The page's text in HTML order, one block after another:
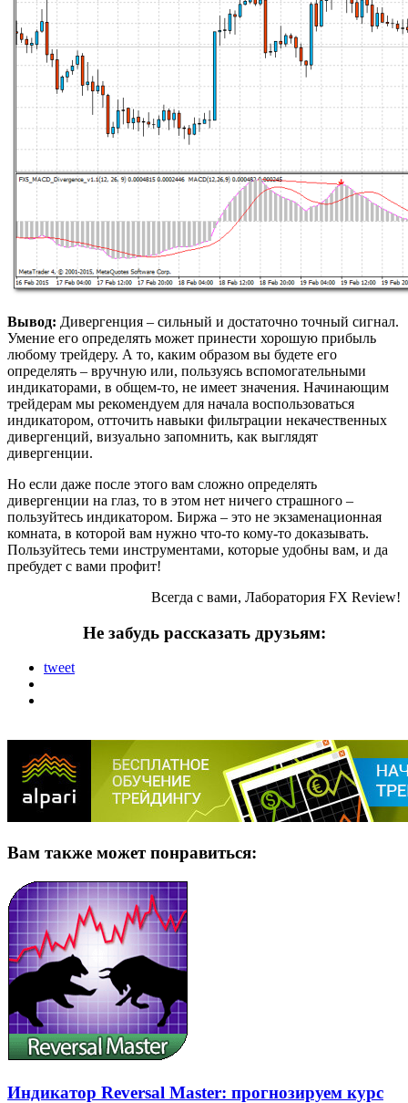
Вывод: Дивергенция – сильный и достаточно точный сигнал.
Умение его определять может принести хорошую прибыль
любому трейдеру. А то, каким образом вы будете его
определять – вручную или, пользуясь вспомогательными
индикаторами, в общем-то, не имеет значения. Начинающим
трейдерам мы рекомендуем для начала воспользоваться
индикатором, отточить навыки фильтрации некачественных
дивергенций, визуально запомнить, как выглядят
дивергенции.
Но если даже после этого вам сложно определять
дивергенции на глаз, то в этом нет ничего страшного –
пользуйтесь индикатором. Биржа – это не экзаменационная
комната, в которой вам нужно что-то кому-то доказывать.
Пользуйтесь теми инструментами, которые удобны вам, и да
пребудет с вами профит!
Всегда с вами, Лаборатория FX Review!
Не забудь рассказать друзьям:
tweet
Вам также может понравиться:
Индикатор Reversal Master: прогнозируем курс